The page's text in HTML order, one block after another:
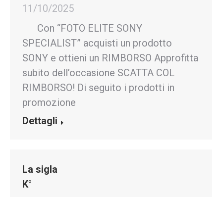
11/10/2025
Con “FOTO ELITE SONY
SPECIALIST” acquisti un prodotto
SONY e ottieni un RIMBORSO Approfitta
subito dell’occasione SCATTA COL
RIMBORSO! Di seguito i prodotti in
promozione
Dettagli
La sigla
K°